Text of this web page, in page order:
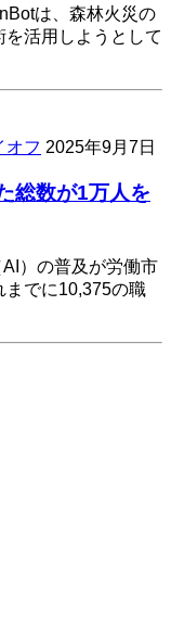
は、森林火災の
活用しようとして
オフ 2025年9月7日
総数が1万人を
）の普及が労働市
までに10,375の職